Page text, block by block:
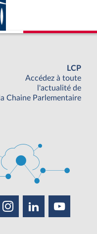
LCP
Accédez à toute
l'actualité de
la Chaine Parlementaire